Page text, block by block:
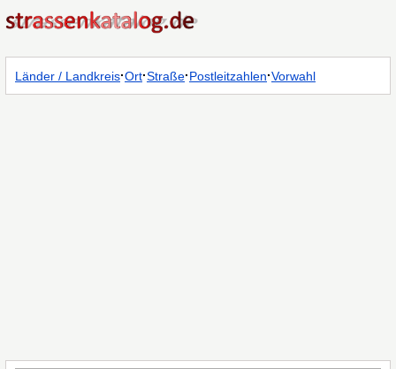
Länder / Landkreis·Ort·Straße·Postleitzahlen·Vorwahl